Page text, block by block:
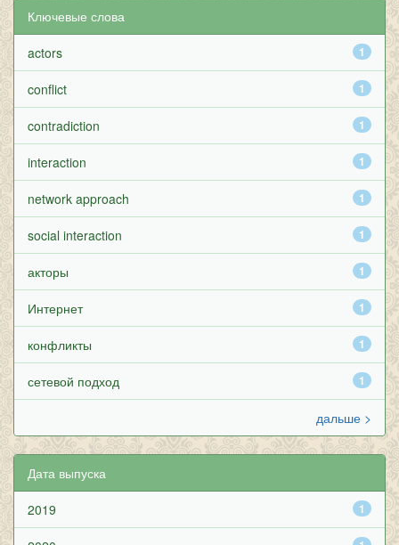
Ключевые слова
1
actors
1
conflict
1
contradiction
1
interaction
1
network approach
1
social interaction
1
акторы
1
Интернет
1
конфликты
1
сетевой подход
дальше >
Дата выпуска
1
2019